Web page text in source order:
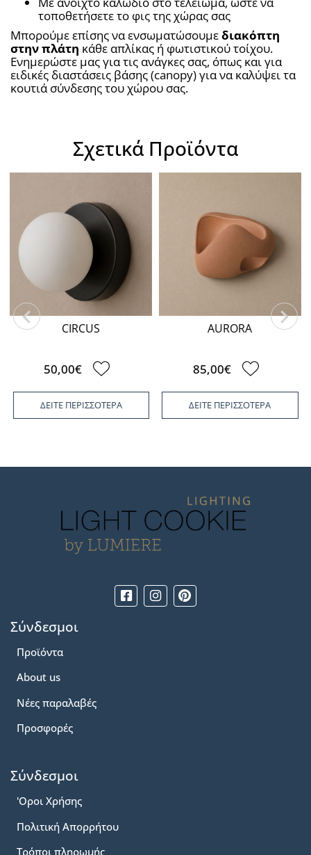
τοποθετήσετε το φις της χώρας σας
Μπορούμε επίσης να ενσωματώσουμε διακόπτη
στην πλάτη κάθε απλίκας ή φωτιστικού τοίχου.
Ενημερώστε μας για τις ανάγκες σας, όπως και για
ειδικές διαστάσεις βάσης (canopy) για να καλύψει τα
κουτιά σύνδεσης του χώρου σας.
Σχετικά Προϊόντα
CIRCUS
50,00€
ΔΕΙΤΕ ΠΕΡΙΣΣΟΤΕΡΑ
AURORA
85,00€
ΔΕΙΤΕ ΠΕΡΙΣΣΟΤΕΡΑ
Σύνδεσμοι
Προϊόντα
About us
Νέες παραλαβές
Προσφορές
Σύνδεσμοι
'Οροι Χρήσης
Πολιτική Απορρήτου
Τρόποι πληρωμής